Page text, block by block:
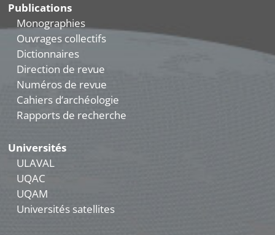
Publications
Monographies
Ouvrages collectifs
Dictionnaires
Direction de revue
Numéros de revue
Cahiers d’archéologie
Rapports de recherche
Universités
ULAVAL
UQAC
UQAM
Universités satellites